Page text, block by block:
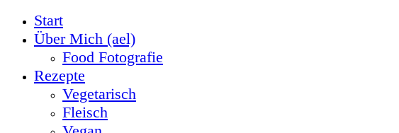
Start
Über Mich (ael)
Food Fotografie
Rezepte
Vegetarisch
Fleisch